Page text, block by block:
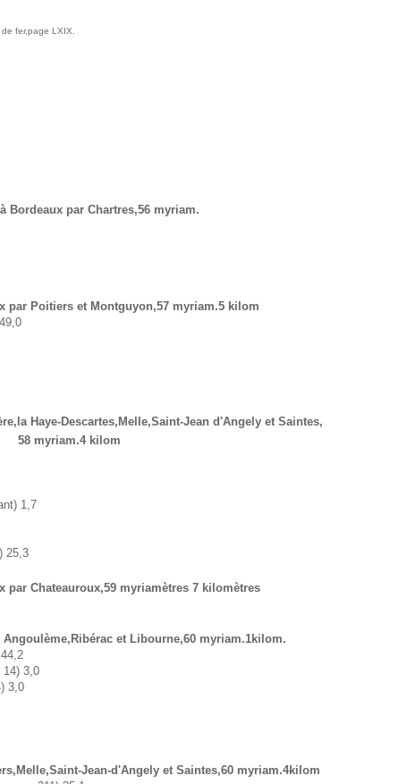
fer,page LXIX.
Bordeaux par Chartres,56 myriam.
par Poitiers et Montguyon,57 myriam.5 kilom
Haye-Descartes,Melle,Saint-Jean d'Angely et Saintes,
58 myriam.4 kilom
1,7
25,3
par Chateauroux,59 myriamètres 7 kilomètres
Angoulème,Ribérac et Libourne,60 myriam.1kilom.
14) 3,0
3,0
Jean-d'Angely et Saintes,60 myriam.4kilom